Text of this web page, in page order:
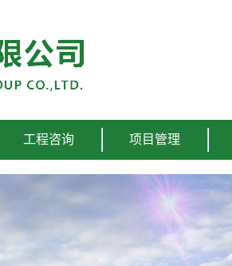
工程咨询 项目管理